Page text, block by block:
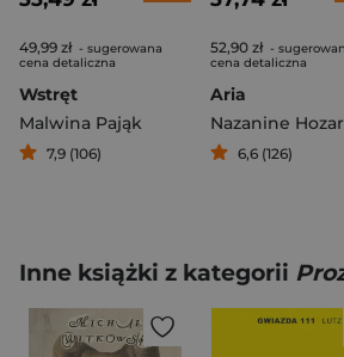
49,99 zł - sugerowana
cena detaliczna
Wstręt
Malwina Pająk
7,9 (106)
52,90 zł -
cena detaliczna
Aria
Nazanine Hozar
6,6 (126)
Inne książki z kategorii